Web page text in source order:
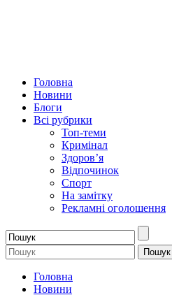
Головна
Новини
Блоги
Всі рубрики
Топ-теми
Кримінал
Здоров’я
Відпочинок
Спорт
На замітку
Рекламні оголошення
Головна
Новини